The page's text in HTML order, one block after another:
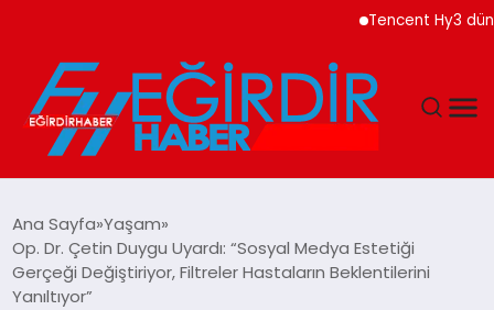
Tencent Hy3 dünya
EĞITIM
Ana Sayfa Yaşam
Op. Dr. Çetin Duygu Uyardı: “Sosyal Medya Estetiği
Gerçeği Değiştiriyor, Filtreler Hastaların Beklentilerini
Yanıltıyor”